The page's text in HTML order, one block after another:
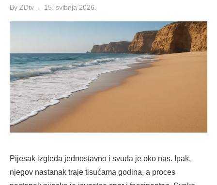
By ZDtv
Posted
15. svibnja 2026.
Pijesak izgleda jednostavno i svuda je oko nas. Ipak,
njegov nastanak traje tisućama godina, a proces